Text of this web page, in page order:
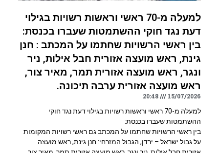
למעלה מ-70 ראשי וראשות רשויות בגילוי
דעת נגד חוקי ההשתמטות שעברו בכנסת:
בין ראשי הרשויות שחתמו על המכתב : חנן
גינת, ראש מועצה אזורית חבל אילות, ניר
ונגר, ראש מועצה אזורית תמר, מאיר צור,
ראש מועצה אזורית ערבה תיכונה.
15/07/2026
20:48
למעלה מ-70 ראשי וראשות רשויות בגילוי דעת נגד חוקי
ההשתמטות שעברו בכנסת:
בין ראשי הרשויות שחתמו על המכתב גם ראשי רשויות המקומות
על גבול ישראל – ירדן, הגבול המזרחי: חנן גינת, ראש מועצה